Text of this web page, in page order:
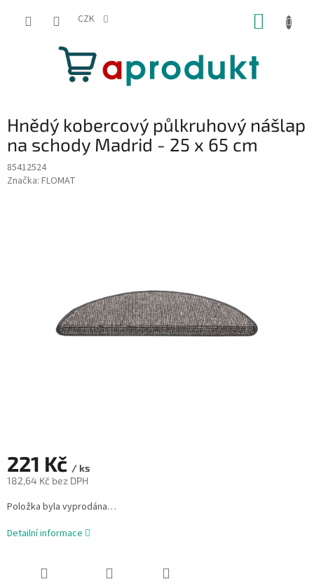
CZK
Hnědý kobercový půlkruhový nášlap
na schody Madrid - 25 x 65 cm
85412524
Značka: FLOMAT
221 Kč / ks
182,64 Kč bez DPH
Měrná
cena:
Položka byla vyprodána…
Detailní informace